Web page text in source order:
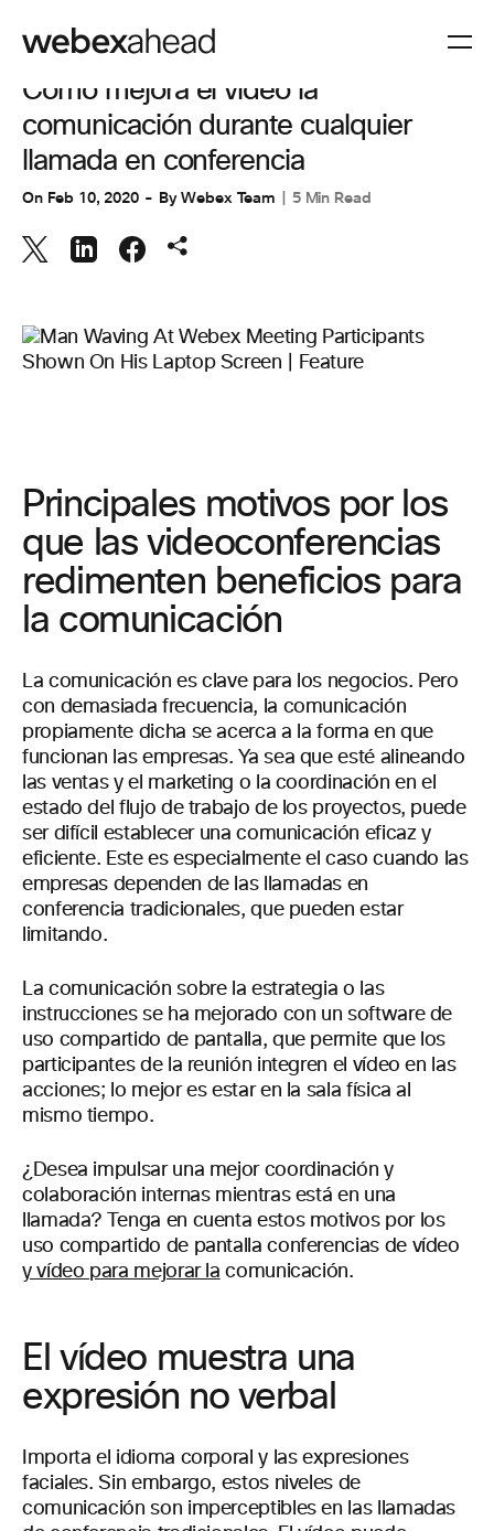
VIDEOCONFERENCIAS
Cómo mejora el vídeo la
comunicación durante cualquier
llamada en conferencia
On Feb 10, 2020 ByWebex Team 5 Min Read
Principales motivos por los
que las videoconferencias
redimenten beneficios para
la comunicación
La comunicación es clave para los negocios. Pero
con demasiada frecuencia, la comunicación
propiamente dicha se acerca a la forma en que
funcionan las empresas. Ya sea que esté alineando
las ventas y el marketing o la coordinación en el
estado del flujo de trabajo de los proyectos, puede
ser difícil establecer una comunicación eficaz y
eficiente. Este es especialmente el caso cuando las
empresas dependen de las llamadas en
conferencia tradicionales, que pueden estar
limitando.
La comunicación sobre la estrategia o las
instrucciones se ha mejorado con un software de
uso compartido de pantalla, que permite que los
participantes de la reunión integren el vídeo en las
acciones; lo mejor es estar en la sala física al
mismo tiempo.
¿Desea impulsar una mejor coordinación y
colaboración internas mientras está en una
llamada? Tenga en cuenta estos motivos por los
uso compartido de pantalla conferencias de vídeo
y vídeo para mejorar la comunicación.
El vídeo muestra una
expresión no verbal
Importa el idioma corporal y las expresiones
faciales. Sin embargo, estos niveles de
comunicación son imperceptibles en las llamadas